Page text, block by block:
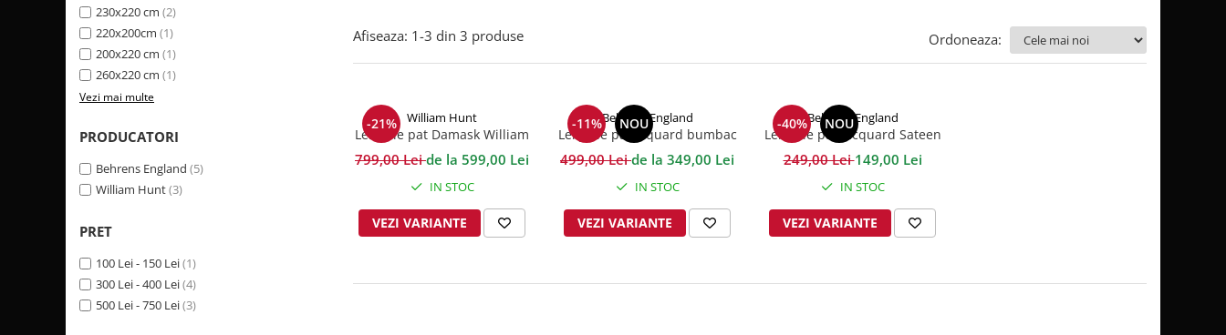
230x220 cm (2)
220x200cm (1)
200x220 cm (1)
260x220 cm (1)
Vezi mai multe
PRODUCATORI
Behrens England (5)
William Hunt(3)
PRET
100 Lei - 150 Lei(1)
300 Lei - 400 Lei(4)
500 Lei - 750 Lei(3)
Afiseaza: 1-3 din 3 produse Ordoneaza:
-21% William Hunt
Lenjerie pat Damask William
Hunt Rococo Jacquard
799,00 Leide la 599,00 Lei
IN STOC
VEZI VARIANTE
-11% NOU
Behrens England
Lenjerie pat Jaquard bumbac
400TC Damask - Alb
499,00 Leide la 349,00 Lei
IN STOC
VEZI VARIANTE
-40% NOU
Behrens England
Lenjerie pat Jacquard Sateen
Stripe Ivory 300TC
249,00 Lei149,00 Lei
IN STOC
VEZI VARIANTE